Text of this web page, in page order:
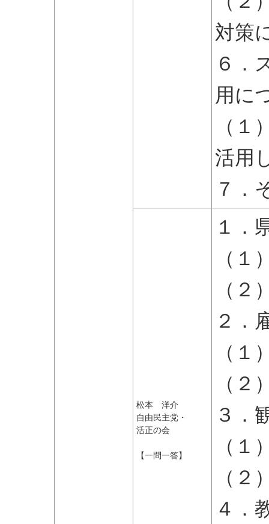
対策
６．
用に
（
活用
７．
松本 洋介
自由民主党・
活正の会
【一問一答】
１．
（
（２
２．
（１
（
３．
（
（
４．